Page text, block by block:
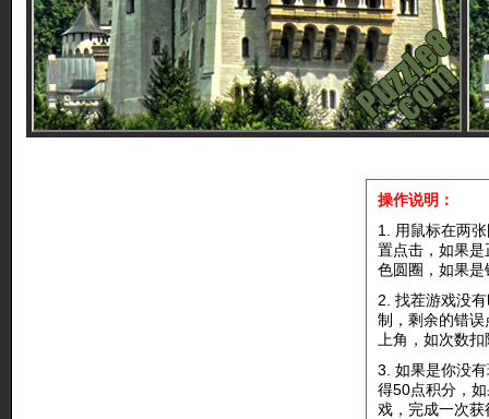
操作说明：
1. 用鼠标在两
置点击，如果
色圆圈，如果
2. 找茬游戏没
制，剩余的错
上角，如次数
3. 如果是你没
得50点积分，
戏，完成一次获